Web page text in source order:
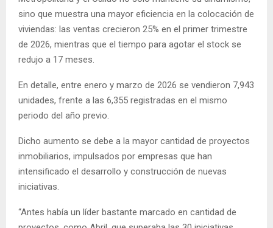
sino que muestra una mayor eficiencia en la colocación de
viviendas: las ventas crecieron 25% en el primer trimestre
de 2026, mientras que el tiempo para agotar el stock se
redujo a 17 meses.
En detalle, entre enero y marzo de 2026 se vendieron 7,943
unidades, frente a las 6,355 registradas en el mismo
periodo del año previo.
Dicho aumento se debe a la mayor cantidad de proyectos
inmobiliarios, impulsados por empresas que han
intensificado el desarrollo y construcción de nuevas
iniciativas.
“Antes había un líder bastante marcado en cantidad de